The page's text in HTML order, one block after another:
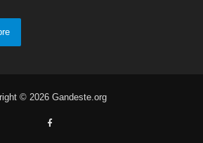
© 2026 Gandeste.org